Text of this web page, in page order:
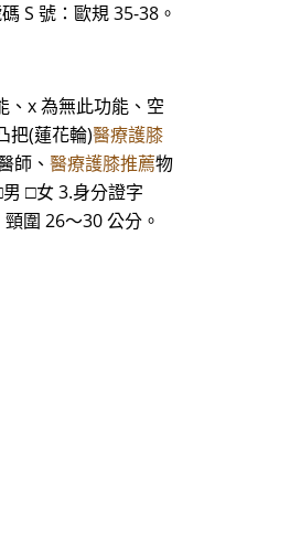
S 號：歐規 35-38。
、x 為無此功能、空
把(蓮花輪)醫療護膝
師、 醫療護膝推薦物
□女 3.身分證字
圍 26～30 公分。